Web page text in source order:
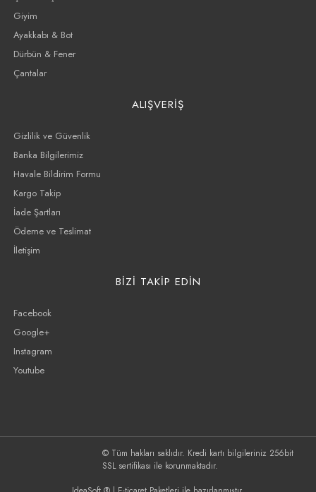
Giyim
Ayakkabı & Bot
Dürbün & Fener
Çantalar
ALIŞVERİŞ
Gizlilik ve Güvenlik
Banka Bilgilerimiz
Havale Bildirim Formu
Kargo Takip
İade Şartları
Ödeme ve Teslimat
İletişim
BİZİ TAKİP EDİN
Facebook
Google+
Instagram
Youtube
© Tüm hakları saklıdır. Kredi kartı bilgileriniz 256bit
SSL sertifikası ile korunmaktadır.